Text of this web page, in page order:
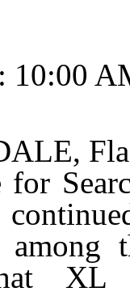
10:00
among
XL